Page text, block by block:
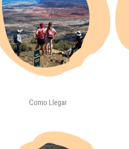
Como Llegar